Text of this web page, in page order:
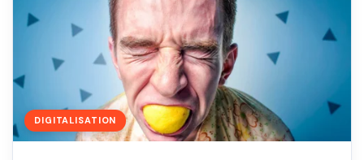
DIGITALISATION